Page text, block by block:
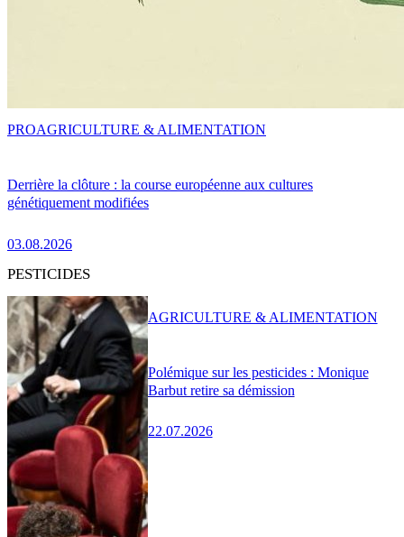
Derrière la clôture : la course européenne aux cultures
génétiquement modifiées
03.08.2026
PROAGRICULTURE & ALIMENTATION
PESTICIDES
Polémique sur les pesticides : Monique
Barbut retire sa démission
22.07.2026
AGRICULTURE & ALIMENTATION